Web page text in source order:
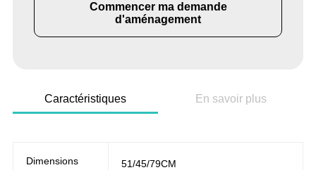
Commencer ma demande
d'aménagement
Caractéristiques En savoir plus
Dimensions 51/45/79CM